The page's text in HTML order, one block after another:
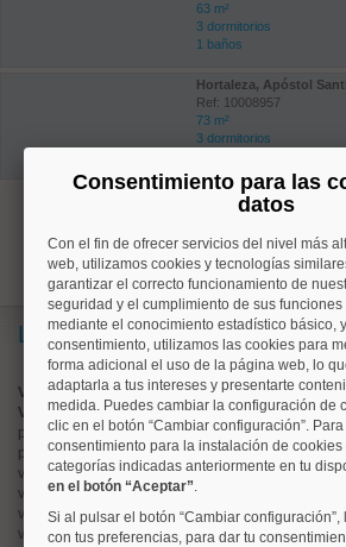
63 m²
3 dormitorios
1 baños
Hortaleza, Apóstol
Ref: 10008957
73 m²
3 dormitorios
1
Lo más buscado
Valorar vivienda online
Vender piso
pisos enchamberí
pisos enmoncloa
viviendas enargüelles
viviendas entetuán
viviendas encuatro caminos
viviendas enchamartín
Consentimiento para las
datos
Con el fin de ofrecer servicios del nivel más
web, utilizamos cookies y tecnologías
garantizar el correcto funcionamiento de
seguridad y el cumplimiento de sus funciones
mediante el conocimiento estadístico básico,
consentimiento, utilizamos las cookies para
forma adicional el uso de la página web, lo
adaptarla a tus intereses y presentarte
medida. Puedes cambiar la configuración de
clic en el botón “Cambiar configuración”. Para
consentimiento para la instalación de cookies
categorías indicadas anteriormente en tu
en el botón “Aceptar”.
Si al pulsar el botón “Cambiar
con tus preferencias, para dar tu